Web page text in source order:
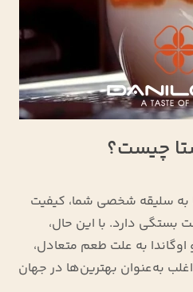
چیست؟
به سلیقه شخصی شما، کیفیت
بستگی دارد. با این حال،
اوگاندا به علت طعم متعادل،
به‌عنوان بهترین‌ها در جهان